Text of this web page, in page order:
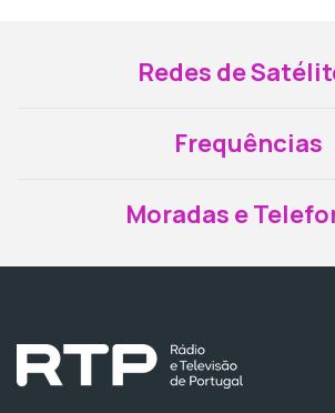
Redes de
Frequências
Moradas e